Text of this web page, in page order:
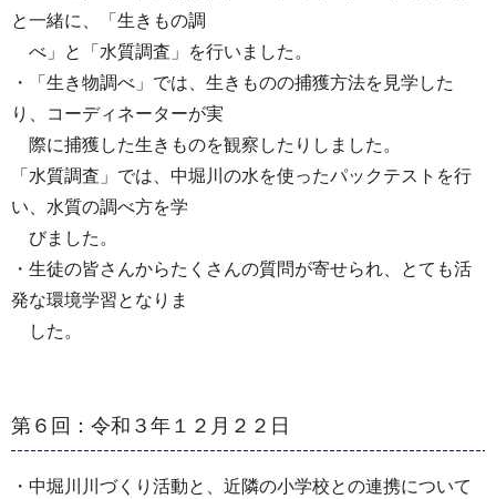
と一緒に、「生きもの調
べ」と「水質調査」を行いました。
・「生き物調べ」では、生きものの捕獲方法を見学した
り、コーディネーターが実
際に捕獲した生きものを観察したりしました。
「水質調査」では、中堀川の水を使ったパックテストを行
い、水質の調べ方を学
びました。
・生徒の皆さんからたくさんの質問が寄せられ、とても活
発な環境学習となりま
した。
第６回：令和３年１２月２２日
・中堀川川づくり活動と、近隣の小学校との連携について